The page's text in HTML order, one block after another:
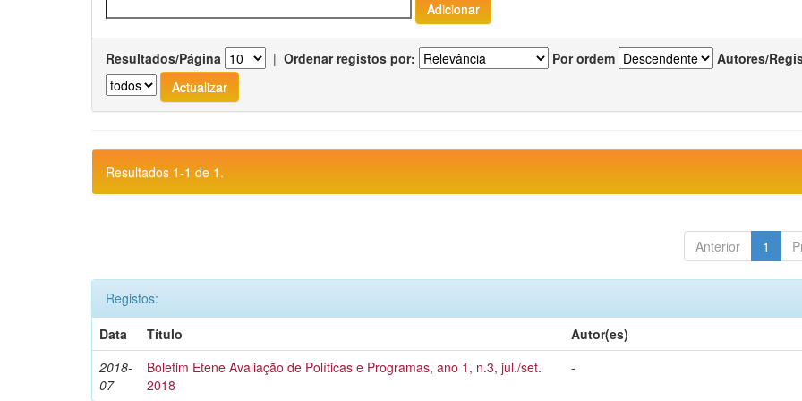
Resultados/Página | Ordenar registos por: Por ordem Autores/
Resultados 1-1 de 1.
Anterior 1
Registos:
Data
Título
Autor(es)
2018-
07
Boletim Etene Avaliação de Políticas e Programas, ano 1, n.3, jul./set.
2018
-